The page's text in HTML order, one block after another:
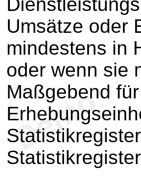
Umsätze oder
mindestens in
oder wenn sie
Maßgebend